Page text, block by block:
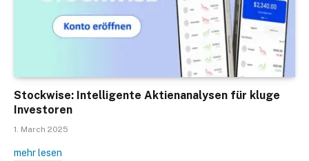
Stockwise: Intelligente Aktienanalysen für kluge
Investoren
1. March 2025
mehr lesen